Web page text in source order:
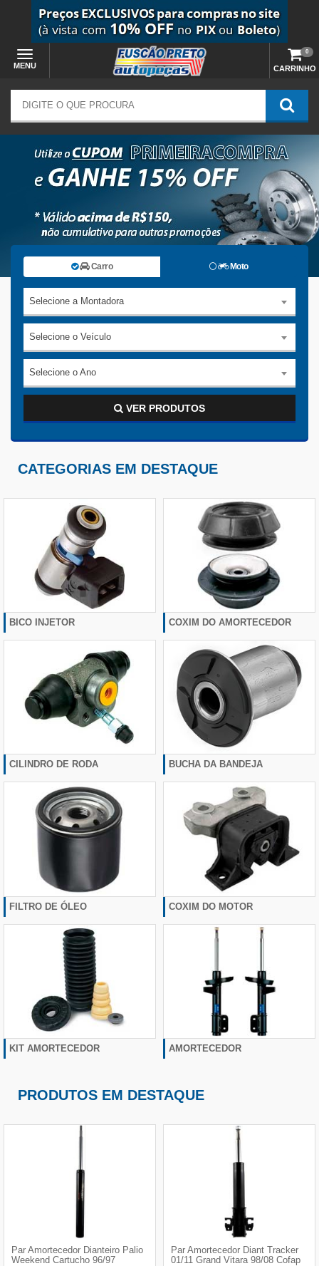
MENU CARRINHO
0
Carro Moto
Selecione a Montadora
Selecione o Veículo
Selecione o Ano
VER PRODUTOS
CATEGORIAS EM DESTAQUE
BICO INJETOR COXIM DO AMORTECEDOR
CILINDRO DE RODA BUCHA DA BANDEJA
FILTRO DE ÓLEO COXIM DO MOTOR
KIT AMORTECEDOR AMORTECEDOR
PRODUTOS EM DESTAQUE
Par Amortecedor Dianteiro Palio
Weekend Cartucho 96/97
Par Amortecedor Diant Tracker
01/11 Grand Vitara 98/08 Cofap